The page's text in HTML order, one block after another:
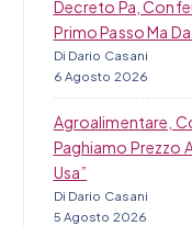
Decreto Pa,
Primo Passo Ma
Di Dario Casani
6 Agosto 2026
Agroalimentare,
Paghiamo Prezzo
Usa”
Di Dario Casani
5 Agosto 2026